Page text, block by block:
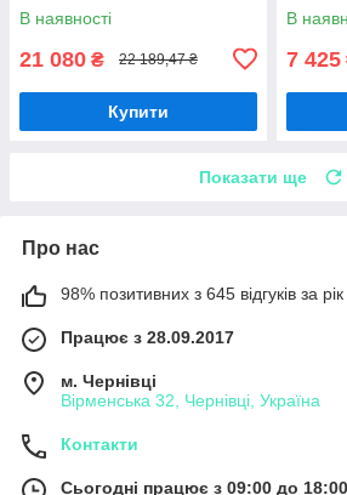
В наявності
21 080 ₴ 22 189,47 ₴
Купити
В
7 425
Показати ще
Про нас
98% позитивних з 645 відгуків за рік
Працює з 28.09.2017
м. Чернівці
Вірменська 32, Чернівці, Україна
Контакти
Сьогодні працює з 09:00 до 18:00